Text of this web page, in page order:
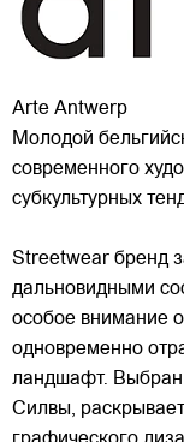
Arte Antwerp
Молодой
современного
субкультурных
Streetwear бренд
дальновидными
особое внимание
одновременно
ландшафт.
Силвы,